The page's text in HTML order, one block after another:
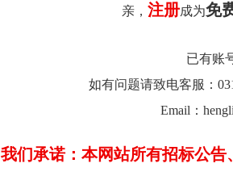
亲， 注册成为免
已有账
如有问题请致电客服：
Email：
我们承诺：本网站所有招标公